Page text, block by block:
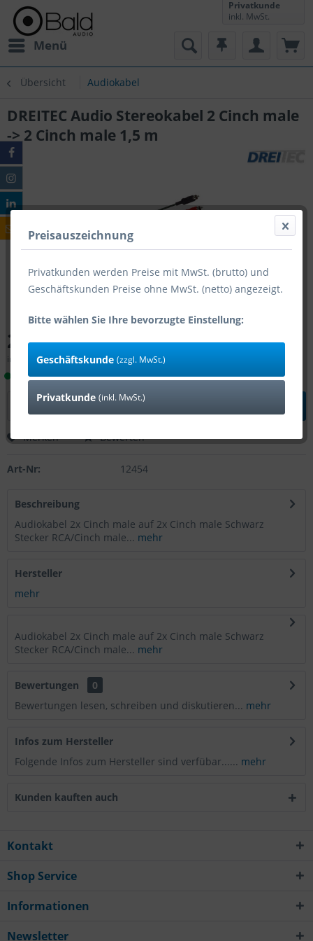
Menü
Privatkunde
inkl. MwSt.
Übersicht Audiokabel
DREITEC Audio Stereokabel 2 Cinch male
-> 2 Cinch male 1,5 m
2,24 € *
inkl. MwSt.zzgl. Versandkosten
Lieferzeit 1-4 Tage (Bestand: 3)
Merken Bewerten
Art-Nr: 12454
Beschreibung
Audiokabel 2x Cinch male auf 2x Cinch male Schwarz
Stecker RCA/Cinch male... mehr
Hersteller
mehr
Audiokabel 2x Cinch male auf 2x Cinch male Schwarz
Stecker RCA/Cinch male... mehr
Bewertungen
0
Bewertungen lesen, schreiben und diskutieren... mehr
Infos zum Hersteller
Folgende Infos zum Hersteller sind verfübar...... mehr
Kunden kauften auch
Kontakt
Shop Service
Informationen
Newsletter
Preisauszeichnung
Privatkunden werden Preise mit MwSt. (brutto) und
Geschäftskunden Preise ohne MwSt. (netto) angezeigt.
Bitte wählen Sie Ihre bevorzugte Einstellung:
Geschäftskunde (zzgl. MwSt.)
Privatkunde (inkl. MwSt.)